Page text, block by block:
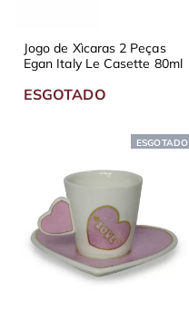
Jogo de Xìcaras 2 Peças
Egan Italy Le Casette 80ml
ESGOTADO
ESGOTADO